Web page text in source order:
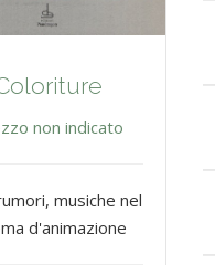
non indicato
musiche nel
d'animazione